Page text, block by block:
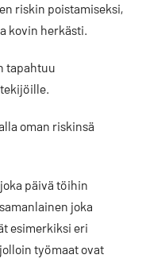
riskin poistamiseksi,
kovin herkästi.
tapahtuu
oman riskinsä
päivä töihin
joka
esimerkiksi eri
työmaat ovat